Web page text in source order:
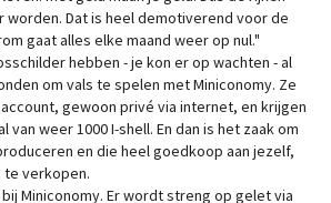
worden. Dat is heel demotiverend voor de
gaat alles elke maand weer op nul."
hebben - je kon er op wachten - al
om vals te spelen met Miniconomy. Ze
gewoon privé via internet, en krijgen
van weer 1000 I-shell. En dan is het zaak om
en die heel goedkoop aan jezelf,
te verkopen.
Miniconomy. Er wordt streng op gelet via